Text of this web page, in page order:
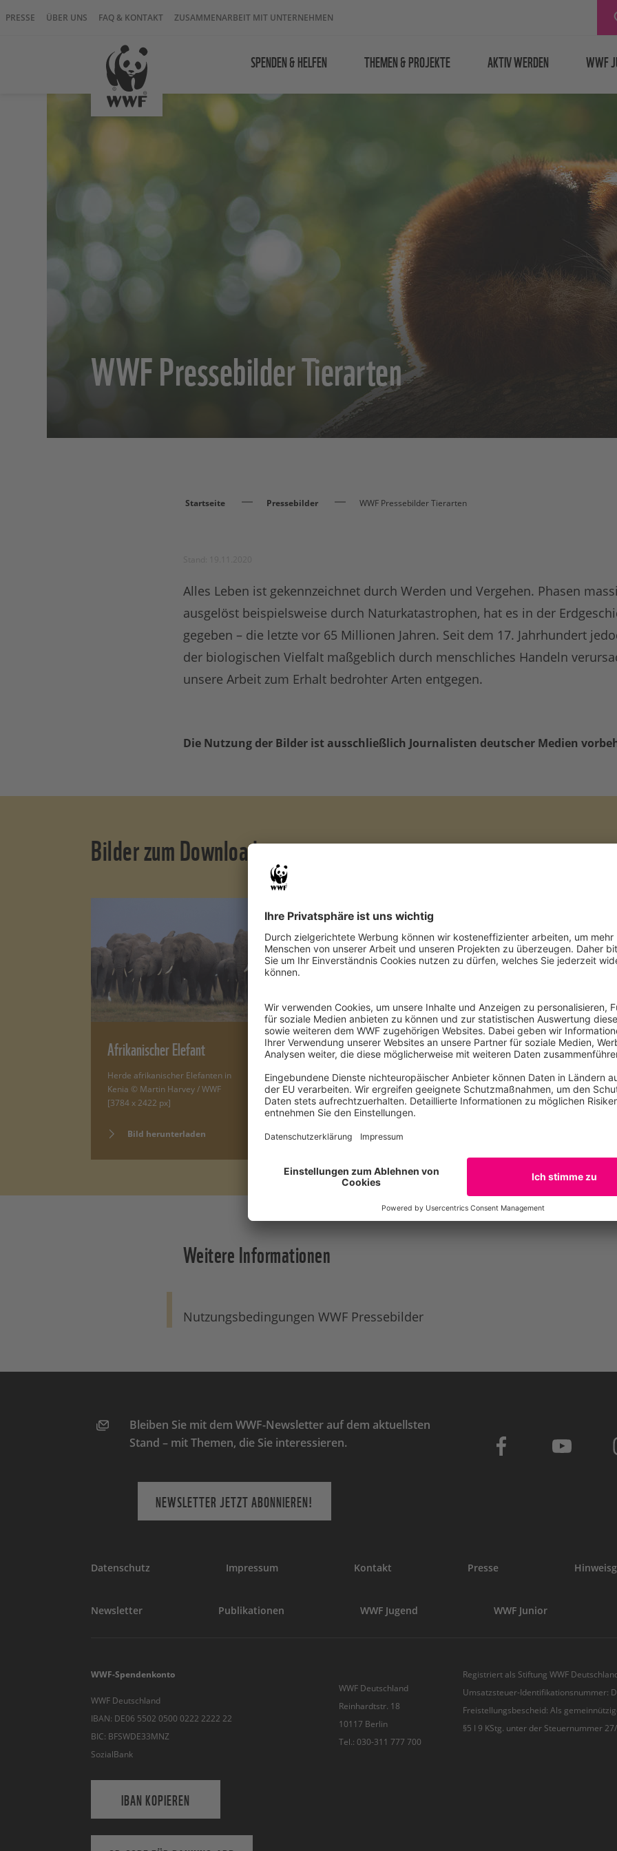
PRESSE ÜBER UNS FAQ & KONTAKT ZUSAMMENARBEIT MIT UNTERNEHMEN
SPENDEN & HELFEN THEMEN & PROJEKTE AKTIV WERDEN WWF
WWF Pressebilder Tierarten
Startseite Pressebilder WWF Pressebilder Tierarten
Alles Leben ist gekennzeichnet durch Werden und Vergehen. Phasen
ausgelöst beispielsweise durch Naturkatastrophen, hat es in der
gegeben – die letzte vor 65 Millionen Jahren. Seit dem 17. Jahrhundert
der biologischen Vielfalt maßgeblich durch menschliches Handeln
unsere Arbeit zum Erhalt bedrohter Arten entgegen.
Die Nutzung der Bilder ist ausschließlich Journalisten deutscher Medien
Bilder zum Download
Afrikanischer Elefant
Herde afrikanischer Elefanten in
Kenia © Martin Harvey / WWF
[3784 x 2422 px]
Bild herunterladen
Amurleopard
Amurleopard (Panthera pardus
orientalis) © David Lawson / WWF-
UK [4700 x 3110 px]
Bild herunterladen
Berggorilla
Berggorilla (Gorilla gorilla
beringei) © Martin Harvey /
Weitere Informationen
Nutzungsbedingungen WWF Pressebilder
Bleiben Sie mit dem WWF-Newsletter auf dem aktuellsten
Stand – mit Themen, die Sie interessieren.
NEWSLETTER JETZT ABONNIEREN!
Datenschutz Impressum Kontakt Presse
Newsletter Publikationen WWF Jugend WWF Junior
WWF-Spendenkonto
WWF Deutschland
IBAN: DE06 5502 0500 0222 2222 22
BIC: BFSWDE33MNZ
SozialBank
IBAN KOPIEREN
WWF Deutschland
Reinhardtstr. 18
10117 Berlin
Tel.: 030-311 777 700
Registriert als Stiftung WWF
Umsatzsteuer-Identifikationsnummer:
Freistellungsbescheid: Als
§5 I 9 KStg. unter der Steuernummer